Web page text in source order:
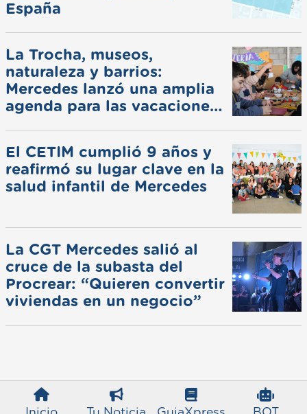
España
La Trocha, museos,
naturaleza y barrios:
Mercedes lanzó una amplia
agenda para las vacaciones
El CETIM cumplió 9 años y
reafirmó su lugar clave en la
salud infantil de Mercedes
La CGT Mercedes salió al
cruce de la subasta del
Procrear: “Quieren convertir
viviendas en un negocio”